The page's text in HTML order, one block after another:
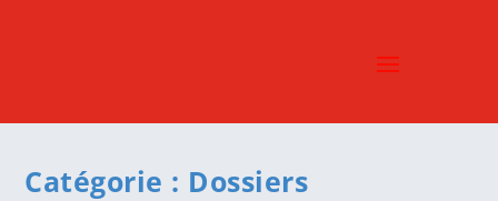
Catégorie : Dossiers